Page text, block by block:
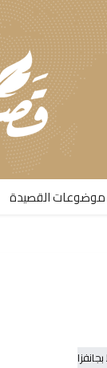
موضوعات القصيدة​